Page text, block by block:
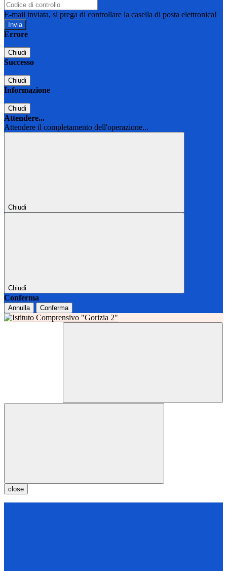
E-mail inviata, si prega di controllare la casella di posta elettronica!
Errore
Chiudi
Successo
Chiudi
Informazione
Chiudi
Attendere...
Attendere il completamento dell'operazione...
Chiudi
Chiudi
Conferma
Annulla Conferma
close